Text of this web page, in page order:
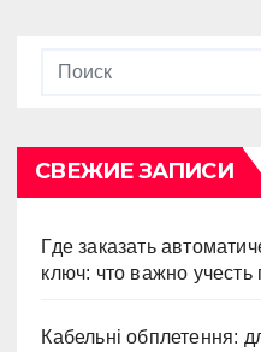
СВЕЖИЕ ЗАПИСИ
Где заказать
ключ: что важно учесть
Кабельні обплетення: